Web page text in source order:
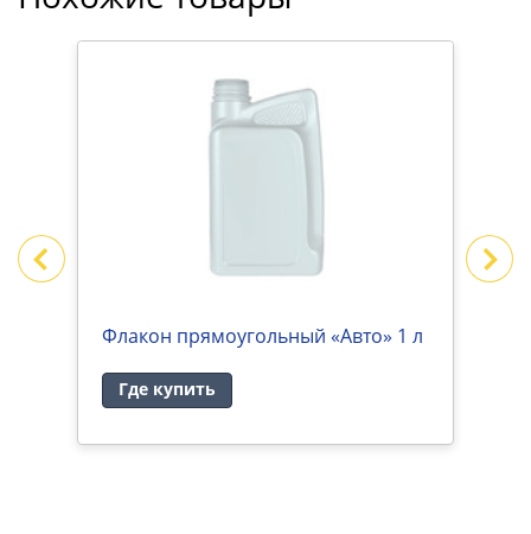
Флакон прямоугольный «Авто» 1 л
Где купить